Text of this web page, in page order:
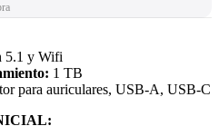
5.1 y Wifi
1 TB
para auriculares, USB-A, USB-C